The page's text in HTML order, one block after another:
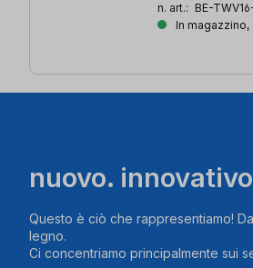
n. art.: BE-
In
nuovo.
Questo è ciò che rappresentiamo!
legno.
Ci concentriamo principalmente sui